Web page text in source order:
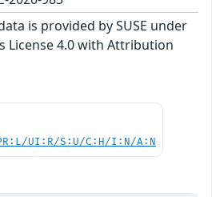
is provided by SUSE under
License 4.0 with Attribution
UI:R/S:U/C:H/I:N/A:N